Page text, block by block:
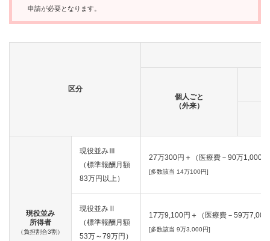
申請が必要となります。
区分
個人ごと
（外来）
現役並み
所得者
（負担割合3割）
現役並みⅢ
（標準報酬月額
83万円以上）
27万300円＋（医療費－90万1,000
[多数該当 14万100円]
現役並みⅡ
（標準報酬月額
53万～79万円）
17万9,100円＋（医療費－59万
[多数該当 9万3,000円]